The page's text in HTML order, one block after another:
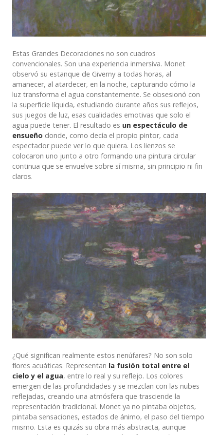
Estas Grandes Decoraciones no son cuadros
convencionales. Son una experiencia inmersiva. Monet
observó su estanque de Giverny a todas horas, al
amanecer, al atardecer, en la noche, capturando cómo la
luz transforma el agua constantemente. Se obsesionó con
la superficie líquida, estudiando durante años sus reflejos,
sus juegos de luz, esas cualidades emotivas que solo el
agua puede tener. El resultado es un espectáculo de
ensueño donde, como decía el propio pintor, cada
espectador puede ver lo que quiera. Los lienzos se
colocaron uno junto a otro formando una pintura circular
continua que se envuelve sobre sí misma, sin principio ni fin
claros.
¿Qué significan realmente estos nenúfares? No son solo
flores acuáticas. Representan la fusión total entre el
cielo y el agua, entre lo real y su reflejo. Los colores
emergen de las profundidades y se mezclan con las nubes
reflejadas, creando una atmósfera que trasciende la
representación tradicional. Monet ya no pintaba objetos,
pintaba sensaciones, estados de ánimo, el paso del tiempo
mismo. Esta es quizás su obra más abstracta, aunque